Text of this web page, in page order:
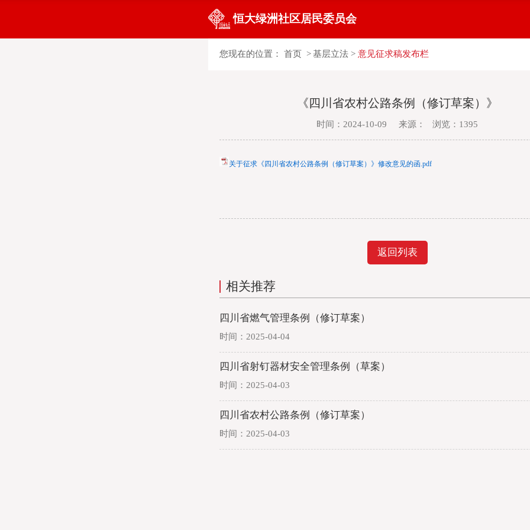
恒大绿洲社区居民委员会
您现在的位置： 首页 > 基层立法 > 意见征求稿发布栏
《四川省农村公路条例（修订草案）》
时间：2024-10-09 来源： 浏览：1395
关于征求《四川省农村公路条例（修订草案）》修改意见的函.pdf
返回列表
相关推荐
四川省燃气管理条例（修订草案）
时间：2025-04-04
四川省射钉器材安全管理条例（草案）
时间：2025-04-03
四川省农村公路条例（修订草案）
时间：2025-04-03